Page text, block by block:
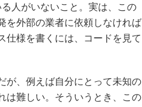
人がいないこと。実は、この
を外部の業者に依頼しなければ
仕様を書くには、コードを見て
が、例えば自分にとって未知の
は難しい。そういうとき、この